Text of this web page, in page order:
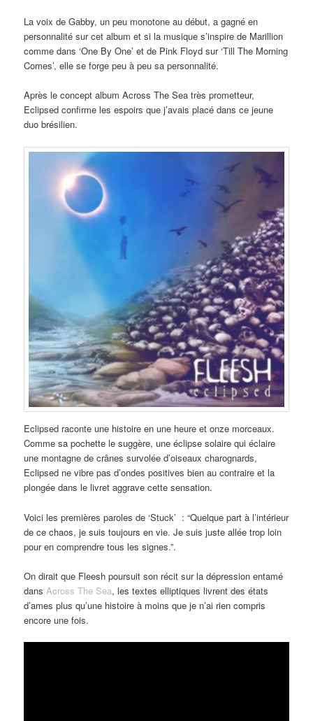
La voix de Gabby, un peu monotone au début, a gagné en
personnalité sur cet album et si la musique s’inspire de Marillion
comme dans ‘One By One’ et de Pink Floyd sur ‘Till The Morning
Comes’, elle se forge peu à peu sa personnalité.
Après le concept album Across The Sea très prometteur,
Eclipsed confirme les espoirs que j’avais placé dans ce jeune
duo brésilien.
Eclipsed raconte une histoire en une heure et onze morceaux.
Comme sa pochette le suggère, une éclipse solaire qui éclaire
une montagne de crânes survolée d’oiseaux charognards,
Eclipsed ne vibre pas d’ondes positives bien au contraire et la
plongée dans le livret aggrave cette sensation.
Voici les premières paroles de ‘Stuck’ : “Quelque part à l’intérieur
de ce chaos, je suis toujours en vie. Je suis juste allée trop loin
pour en comprendre tous les signes.”.
On dirait que Fleesh poursuit son récit sur la dépression entamé
dans Across The Sea, les textes elliptiques livrent des états
d’ames plus qu’une histoire à moins que je n’ai rien compris
encore une fois.